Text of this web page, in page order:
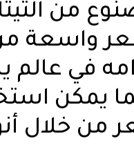
من
واسعة من
في عالم
يمكن
من خلال